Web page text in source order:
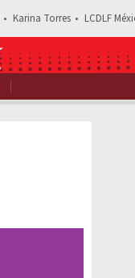
Karina Torres LCDLF
Comparte esta noticia